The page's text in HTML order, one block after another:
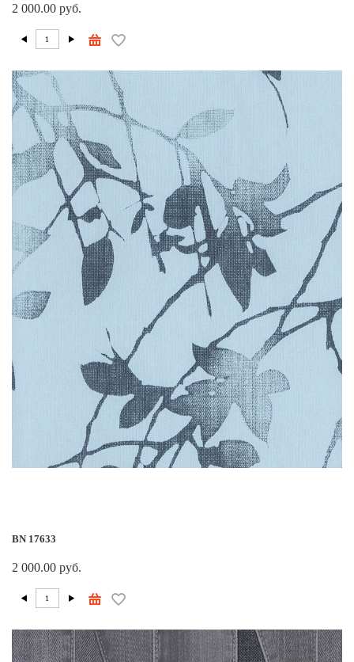
2 000.00 руб.
BN 17633
2 000.00 руб.